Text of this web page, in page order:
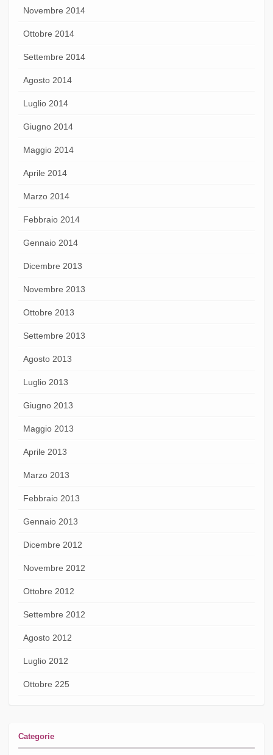
Novembre 2014
Ottobre 2014
Settembre 2014
Agosto 2014
Luglio 2014
Giugno 2014
Maggio 2014
Aprile 2014
Marzo 2014
Febbraio 2014
Gennaio 2014
Dicembre 2013
Novembre 2013
Ottobre 2013
Settembre 2013
Agosto 2013
Luglio 2013
Giugno 2013
Maggio 2013
Aprile 2013
Marzo 2013
Febbraio 2013
Gennaio 2013
Dicembre 2012
Novembre 2012
Ottobre 2012
Settembre 2012
Agosto 2012
Luglio 2012
Ottobre 225
Categorie